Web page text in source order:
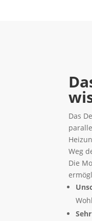
Das
Weg
Die